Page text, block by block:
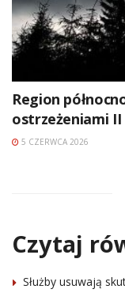
Region
ostrzeżeniami
5 CZERWCA 2026
Czytaj
Służby usuwają